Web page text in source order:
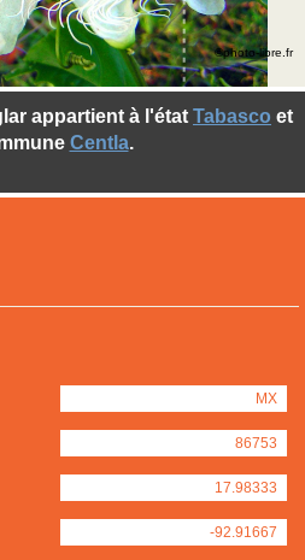
MX
86753
17.98333
-92.91667
appartient à l'état Tabasco et
Centla.
©photo-libre.fr